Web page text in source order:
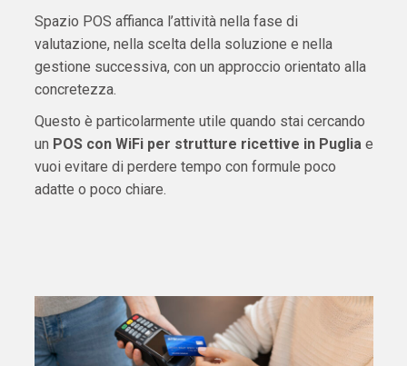
Spazio POS affianca l’attività nella fase di
valutazione, nella scelta della soluzione e nella
gestione successiva, con un approccio orientato alla
concretezza.
Questo è particolarmente utile quando stai cercando
un POS con WiFi per strutture ricettive in Pugliae
vuoi evitare di perdere tempo con formule poco
adatte o poco chiare.